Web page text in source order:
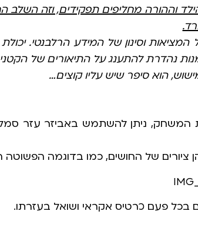
וההורה מחליפים תפקידים, וזה
וסינון של המידע הרלבנטי.
נהדרת להתענג על התיאורים של
הוא סיפר שיש עליו קוצים…
המשחק, ניתן להשתמש באביזר עזר
ציורים של החושים, כמו בדוגמה
בכל פעם כרטיס אקראי ושואל בעזרתו.